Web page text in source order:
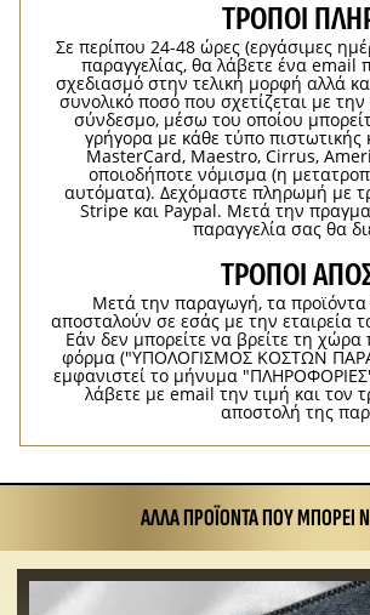
ΤΡΌΠΟΙ
Σε περίπου 24-48 ώρες (εργάσιμες
παραγγελίας, θα λάβετε ένα email
σχεδιασμό στην τελική μορφή αλλά
συνολικό ποσό που σχετίζεται με
σύνδεσμο, μέσω του οποίου
γρήγορα με κάθε τύπο
MasterCard, Maestro, Cirrus,
οποιοδήποτε νόμισμα (η
αυτόματα). Δεχόμαστε πληρωμή με
Stripe και Paypal. Μετά την
παραγγελία σας θα
ΤΡΌΠΟΙ
Μετά την παραγωγή, τα
αποσταλούν σε εσάς με την εταιρεία
Εάν δεν μπορείτε να βρείτε τη
φόρμα ("ΥΠΟΛΟΓΙΣΜΟΣ ΚΟΣΤΩΝ
εμφανιστεί το μήνυμα
λάβετε με email την τιμή και τον
αποστολή της
ΆΛΛΑ ΠΡΟΪΌΝΤΑ ΠΟΥ ΜΠΟΡΕΊ